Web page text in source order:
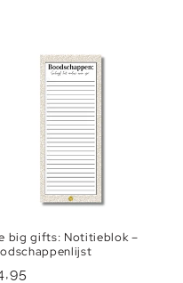
big gifts: Notitieblok –